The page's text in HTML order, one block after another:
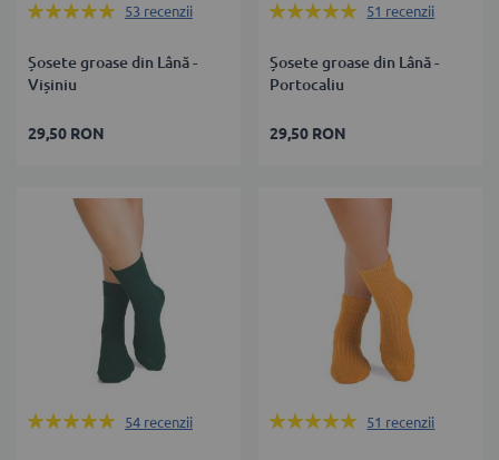
Rating:
53 recenzii
Șosete groase din Lână -
Vișiniu
29,50 RON
Rating:
51 recenzii
Șosete groase din Lână -
Portocaliu
29,50 RON
Rating:
54 recenzii
Rating:
51 recenzii